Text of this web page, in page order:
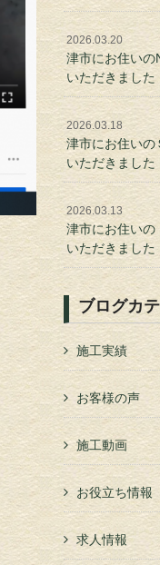
2026.03.20
津市にお住いの
いただきました
2026.03.18
津市にお住いの
いただきました
2026.03.13
津市にお住い
いただきました
ブログカ
施工実績
お客様の声
施工動画
お役立ち情報
求人情報